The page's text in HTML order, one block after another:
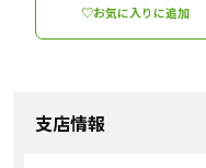
♡お気に入りに追加
支店情報